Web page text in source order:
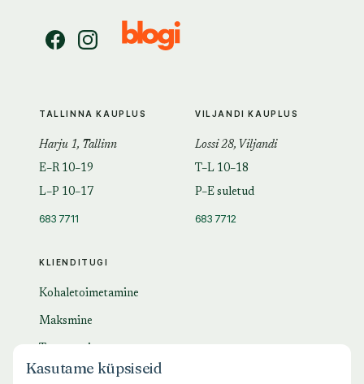
KLIENDITUGI
Kohaletoimetamine
Maksmine
KKK
TALLINNA KAUPLUS
Harju 1, Tallinn
E–R 10–19
L–P 10–17
683 7711
VILJANDI KAUPLUS
Lossi 28, Viljandi
T–L 10–18
P–E suletud
683 7712
Kasutame küpsiseid